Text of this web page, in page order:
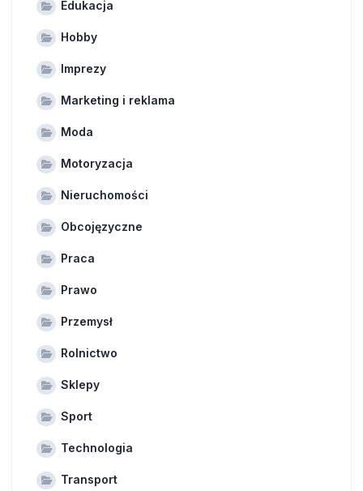
Edukacja
Hobby
Imprezy
Marketing i reklama
Moda
Motoryzacja
Nieruchomości
Obcojęzyczne
Praca
Prawo
Przemysł
Rolnictwo
Sklepy
Sport
Technologia
Transport